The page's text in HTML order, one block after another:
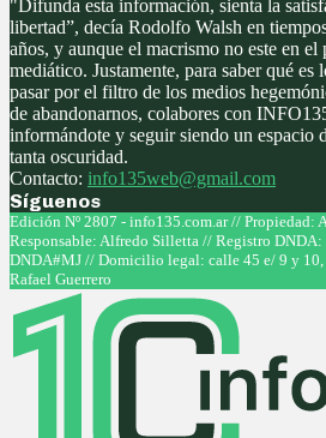
"Difunda esta información, sienta la
libertad”, decía Rodolfo Walsh en
años, y aunque el macrismo no este en
mediático. Justamente, para saber qué es
pasar por el filtro de los medios
de abandonarnos, colabores con
informándote y seguir siendo un espacio
tanta oscuridad.
Contacto: info135web@gmail.com
Síguenos
Facebook
Twitter
Instagram
Youtube
Edición Nº 2807 - info135.com.ar // Propiedad:
Responsable: Alfredo Silletta // Registro
DNDA#MJ // Domicilio legal: calle 45 e/ 9 y 10,
Rafael Guerrero